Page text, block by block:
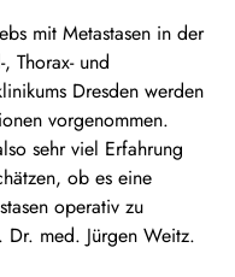
mit Metastasen in der
Thorax- und
Dresden werden
vorgenommen.
sehr viel Erfahrung
ob es eine
operativ zu
Dr. med. Jürgen Weitz.